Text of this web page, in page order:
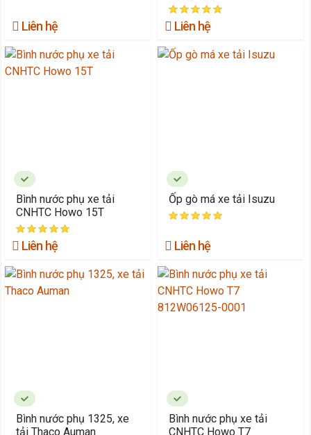
Liên hệ Liên hệ
Bình nước phụ xe tải
CNHTC Howo 15T
Liên hệ
Ốp gò má xe tải Isuzu
Liên hệ
Bình nước phụ 1325, xe
tải Thaco Auman
Bình nước phụ xe tải
CNHTC Howo T7